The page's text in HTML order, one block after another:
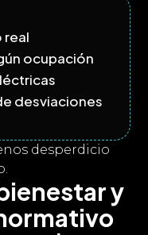
real
ocupación
desviaciones
desperdicio
y